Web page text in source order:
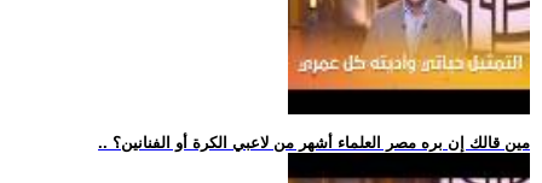
.. مين قالك إن بره مصر العلماء أشهر من لاعبي الكرة أو الفنانين؟